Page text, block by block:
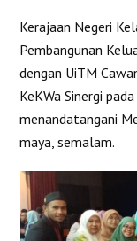
Kerajaan Negeri
Pembangunan
dengan UiTM
KeKWa Sinergi
menandatangani
maya, semalam.